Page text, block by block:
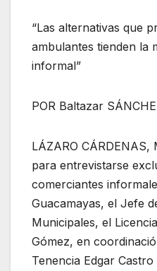
“Las alternativas que
ambulantes tienden la
informal”
POR Baltazar
LÁZARO
para entrevistarse
comerciantes
Guacamayas, el Jefe
Municipales, el
Gómez, en
Tenencia Edgar